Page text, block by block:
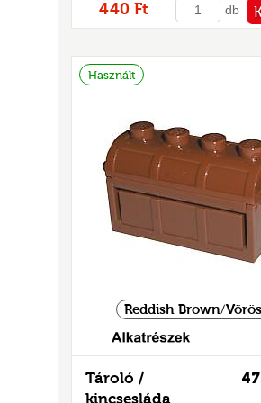
440 Ft db
Használt
Reddish Brown/
Tároló /
kincsesláda